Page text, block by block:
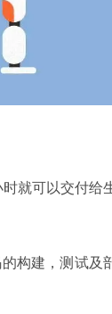
就可以交付给
构建，测试及